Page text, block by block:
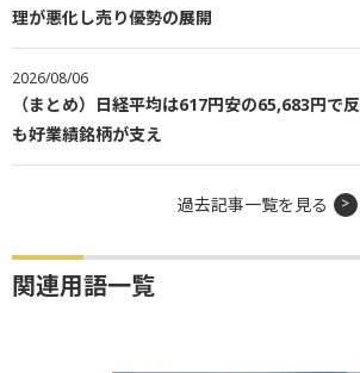
理が悪化し売り優勢の展開
2026/08/06
（まとめ）日経平均は617円安の65,683円で
も好業績銘柄が支え
過去記事一覧を見る
関連用語一覧